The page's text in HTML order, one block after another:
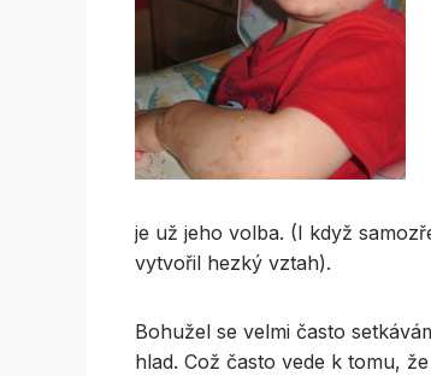
je už jeho volba. (I když
vytvořil hezký vztah).
Bohužel se velmi často
hlad. Což často vede k tomu,